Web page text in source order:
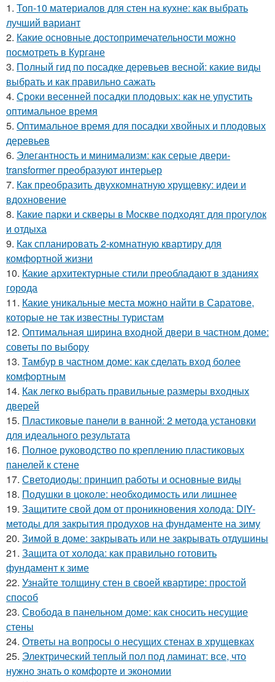
1. Топ-10 материалов для стен на кухне: как выбрать
лучший вариант
2. Какие основные достопримечательности можно
посмотреть в Кургане
3. Полный гид по посадке деревьев весной: какие виды
выбрать и как правильно сажать
4. Сроки весенней посадки плодовых: как не упустить
оптимальное время
5. Оптимальное время для посадки хвойных и плодовых
деревьев
6. Элегантность и минимализм: как серые двери-
transformer преобразуют интерьер
7. Как преобразить двухкомнатную хрущевку: идеи и
вдохновение
8. Какие парки и скверы в Москве подходят для прогулок
и отдыха
9. Как спланировать 2-комнатную квартиру для
комфортной жизни
10. Какие архитектурные стили преобладают в зданиях
города
11. Какие уникальные места можно найти в Саратове,
которые не так известны туристам
12. Оптимальная ширина входной двери в частном доме:
советы по выбору
13. Тамбур в частном доме: как сделать вход более
комфортным
14. Как легко выбрать правильные размеры входных
дверей
15. Пластиковые панели в ванной: 2 метода установки
для идеального результата
16. Полное руководство по креплению пластиковых
панелей к стене
17. Светодиоды: принцип работы и основные виды
18. Подушки в цоколе: необходимость или лишнее
19. Защитите свой дом от проникновения холода: DIY-
методы для закрытия продухов на фундаменте на зиму
20. Зимой в доме: закрывать или не закрывать отдушины
21. Защита от холода: как правильно готовить
фундамент к зиме
22. Узнайте толщину стен в своей квартире: простой
способ
23. Свобода в панельном доме: как сносить несущие
стены
24. Ответы на вопросы о несущих стенах в хрущевках
25. Электрический теплый пол под ламинат: все, что
нужно знать о комфорте и экономии